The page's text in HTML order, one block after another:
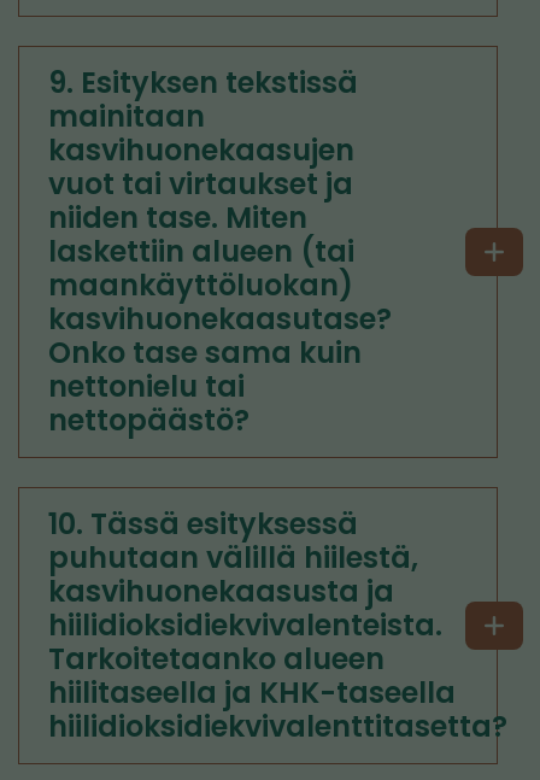
9. Esityksen tekstissä
mainitaan
kasvihuonekaasujen
vuot tai virtaukset ja
niiden tase. Miten
laskettiin alueen (tai
maankäyttöluokan)
kasvihuonekaasutase?
Onko tase sama kuin
nettonielu tai
nettopäästö?
10. Tässä esityksessä
puhutaan välillä hiilestä,
kasvihuonekaasusta ja
hiilidioksidiekvivalenteista.
Tarkoitetaanko alueen
hiilitaseella ja KHK-taseella
hiilidioksidiekvivalenttitasetta?